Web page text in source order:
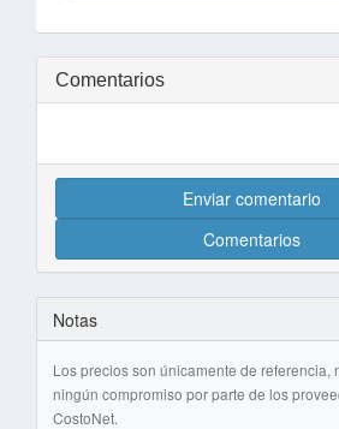
Comentarios
Enviar comentario
Comentarios
Notas
Los precios son únicamente de referencia,
ningún compromiso por parte de los
CostoNet.